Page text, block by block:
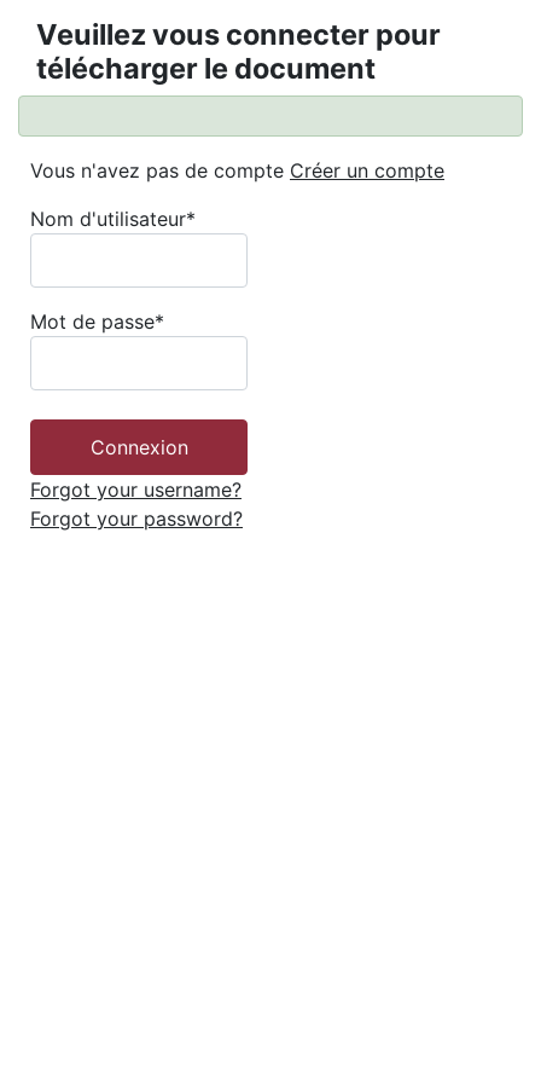
Veuillez vous connecter pour
télécharger le document
Vous n'avez pas de compte Créer un compte
Nom d'utilisateur*
Mot de passe*
Forgot your username?
Forgot your password?